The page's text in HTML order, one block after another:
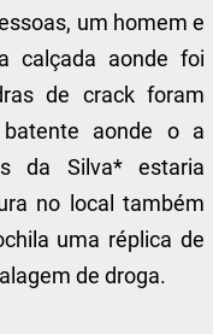
um homem e
calçada aonde foi
de crack foram
aonde o a
da Silva* estaria
no local também
uma réplica de
de droga.